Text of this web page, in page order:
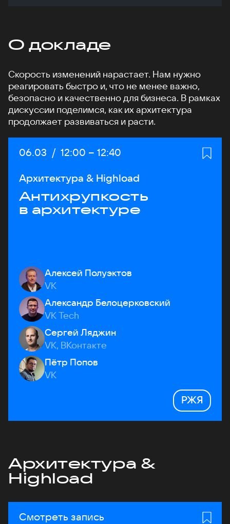
О докладе
Скорость изменений нарастает. Нам нужно
реагировать быстро и, что не менее важно,
безопасно и качественно для бизнеса. В рамках
дискуссии поделимся, как их архитектура
продолжает развиваться и расти.
Дата:
06.03 / Начало:
12:00 – Конец:
12:40
Архитектура & Highload
Антихрупкость
в архитектуре
Алексей Полуэктов
VK
Александр Белоцерковский
VK Tech
Сергей Ляджин
VK, ВКонтакте
Пётр Попов
VK
РЖЯ
Архитектура &
Highload
Смотреть запись